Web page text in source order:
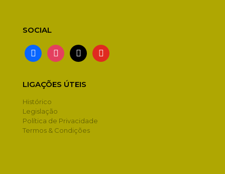
SOCIAL
facebookinstagram
x youtube
LIGAÇÕES ÚTEIS
Histórico
Legislação
Política de Privacidade
Termos & Condições